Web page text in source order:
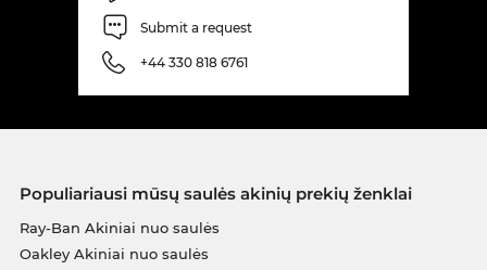
Submit a request
+44 330 818 6761
Populiariausi mūsų saulės akinių prekių ženklai
Ray-Ban Akiniai nuo saulės
Oakley Akiniai nuo saulės